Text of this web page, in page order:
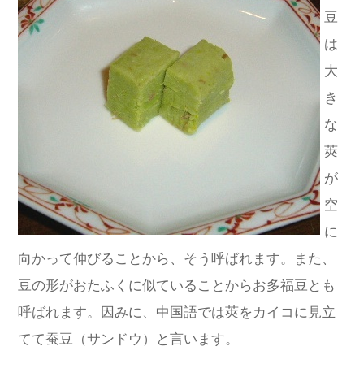
豆
は
大
き
な
莢
が
空
に
向かって伸びることから、そう呼ばれます。また、
豆の形がおたふくに似ていることからお多福豆とも
呼ばれます。因みに、中国語では莢をカイコに見立
てて蚕豆（サンドウ）と言います。